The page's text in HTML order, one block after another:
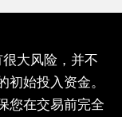
大风险，并不
始投入资金。
您在交易前完全